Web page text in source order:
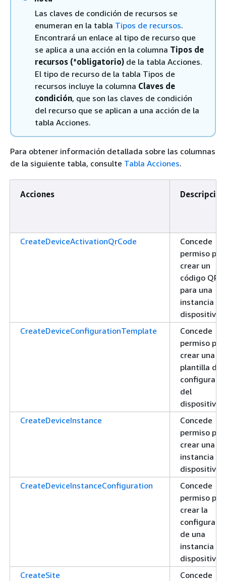
Las claves de condición de recursos se
enumeran en la tabla Tipos de recursos.
Encontrará un enlace al tipo de recurso que
se aplica a una acción en la columna Tipos de
recursos (*obligatorio) de la tabla Acciones.
El tipo de recurso de la tabla Tipos de
recursos incluye la columna Claves de
condición, que son las claves de condición
del recurso que se aplican a una acción de la
tabla Acciones.
Para obtener información detallada sobre las columnas
de la siguiente tabla, consulte Tabla Acciones.
Acciones Descripción
CreateDeviceActivationQrCode
Concede
permiso
crear un
código QR
para una
instancia de
dispositivo
CreateDeviceConfigurationTemplate
Concede
permiso
crear una
plantilla de
del
dispositivo
CreateDeviceInstance
Concede
permiso
crear una
instancia
dispositivo
CreateDeviceInstanceConfiguration
Concede
permiso
crear la
de una
instancia
dispositivo
CreateSite
Concede